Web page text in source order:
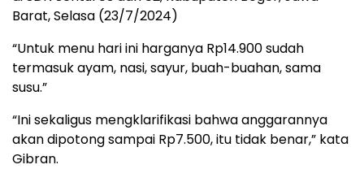
Barat, Selasa (23/7/2024)
“Untuk menu hari ini harganya Rp14.900 sudah
termasuk ayam, nasi, sayur, buah-buahan, sama
susu.”
“Ini sekaligus mengklarifikasi bahwa anggarannya
akan dipotong sampai Rp7.500, itu tidak benar,” kata
Gibran.